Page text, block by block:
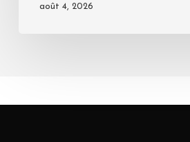
août 4, 2026